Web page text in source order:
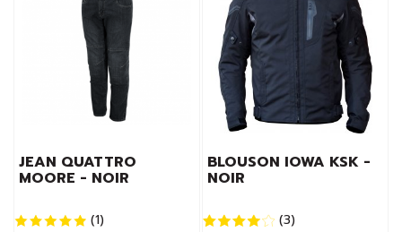
JEAN QUATTRO
MOORE - NOIR
(1)
BLOUSON IOWA KSK -
NOIR
(3)